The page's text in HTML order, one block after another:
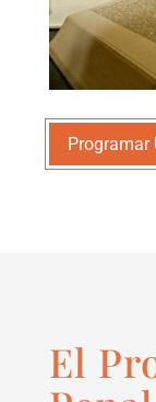
Programar
El